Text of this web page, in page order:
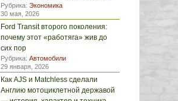
Рубрика: Экономика
30 мая, 2026
Ford Transit второго поколения:
почему этот «работяга» жив до
сих пор
Рубрика: Автомобили
29 января, 2026
Как AJS и Matchless сделали
Англию мотоциклетной державой